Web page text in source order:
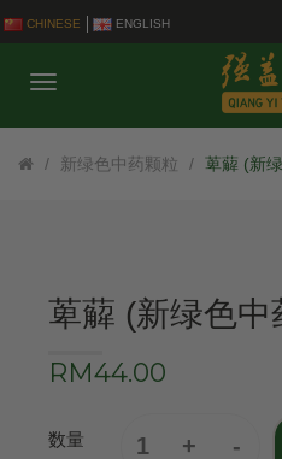
CHINESE ENGLISH
新绿色中药颗粒 萆薢 (新
萆薢 (新绿色中
RM44.00
数量